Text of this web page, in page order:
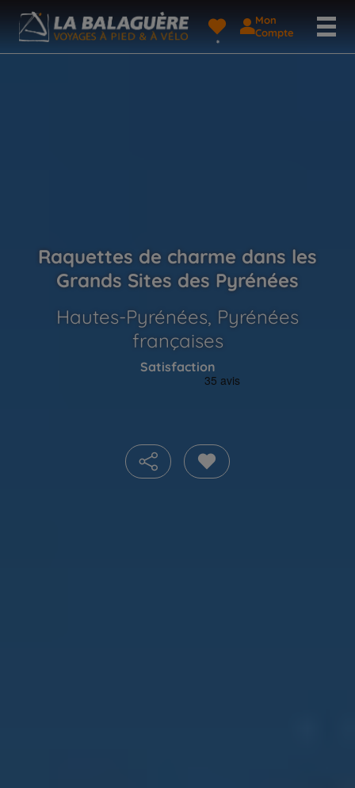
Mon
Compte
Raquettes de charme dans les
Grands Sites des Pyrénées
Hautes-Pyrénées, Pyrénées
françaises
Satisfaction